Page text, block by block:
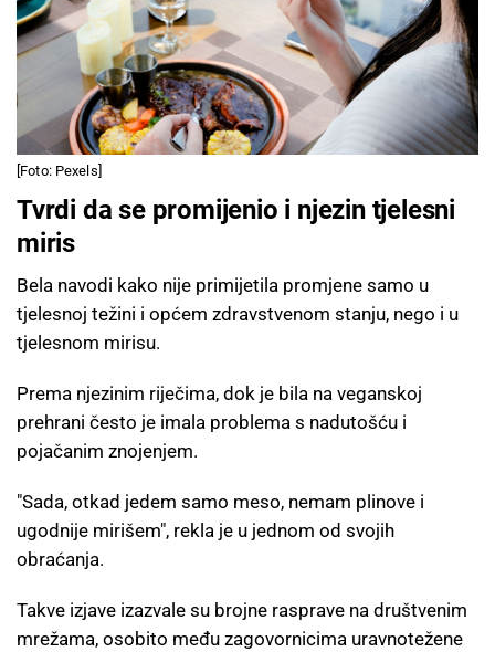
[Foto: Pexels]
Tvrdi da se promijenio i njezin tjelesni
miris
Bela navodi kako nije primijetila promjene samo u
tjelesnoj težini i općem zdravstvenom stanju, nego i u
tjelesnom mirisu.
Prema njezinim riječima, dok je bila na veganskoj
prehrani često je imala problema s nadutošću i
pojačanim znojenjem.
"Sada, otkad jedem samo meso, nemam plinove i
ugodnije mirišem", rekla je u jednom od svojih
obraćanja.
Takve izjave izazvale su brojne rasprave na društvenim
mrežama, osobito među zagovornicima uravnotežene